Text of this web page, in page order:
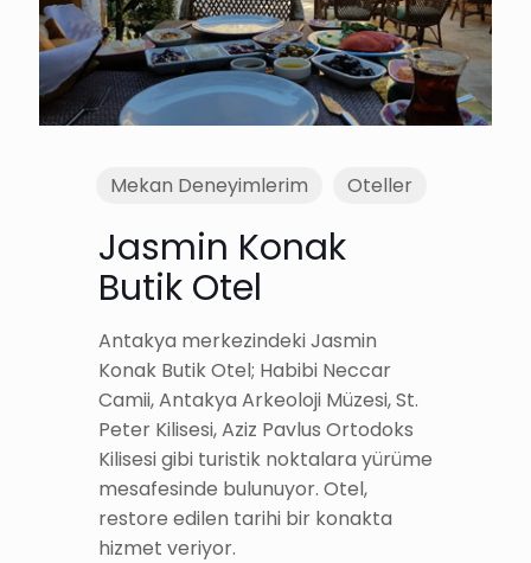
Mekan Deneyimlerim Oteller
Jasmin Konak
Butik Otel
Antakya merkezindeki Jasmin
Konak Butik Otel; Habibi Neccar
Camii, Antakya Arkeoloji Müzesi, St.
Peter Kilisesi, Aziz Pavlus Ortodoks
Kilisesi gibi turistik noktalara yürüme
mesafesinde bulunuyor. Otel,
restore edilen tarihi bir konakta
hizmet veriyor.